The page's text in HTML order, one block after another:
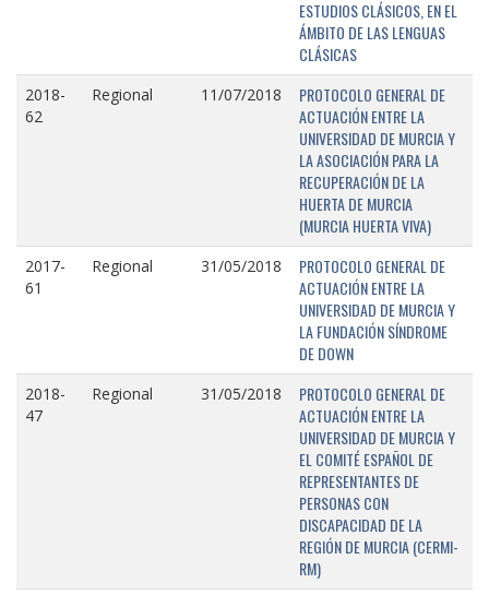
ESTUDIOS CLÁSICOS, EN EL
ÁMBITO DE LAS LENGUAS
CLÁSICAS
2018-
62
Regional 11/07/2018
PROTOCOLO GENERAL DE
ACTUACIÓN ENTRE LA
UNIVERSIDAD DE MURCIA Y
LA ASOCIACIÓN PARA LA
RECUPERACIÓN DE LA
HUERTA DE MURCIA
(MURCIA HUERTA VIVA)
2017-
61
Regional 31/05/2018
PROTOCOLO GENERAL DE
ACTUACIÓN ENTRE LA
UNIVERSIDAD DE MURCIA Y
LA FUNDACIÓN SÍNDROME
DE DOWN
2018-
47
Regional 31/05/2018
PROTOCOLO GENERAL DE
ACTUACIÓN ENTRE LA
UNIVERSIDAD DE MURCIA Y
EL COMITÉ ESPAÑOL DE
REPRESENTANTES DE
PERSONAS CON
DISCAPACIDAD DE LA
REGIÓN DE MURCIA (CERMI-
RM)